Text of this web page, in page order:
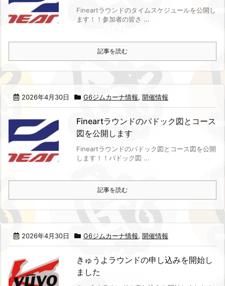
Fineartラウンドのタイムスケジュールを公開し
ます！！ 参加者の皆さ ...
記事を読む
2026年4月30日 G6ジムカーナ情報, 開催情報
Fineartラウンドのパドック図とコース
図を公開します
Fineartラウンドのパドック図とコース図を公開
します！！ パドック図 ...
記事を読む
2026年4月30日 G6ジムカーナ情報, 開催情報
きゅうよラウンドの申し込みを開始し
ました